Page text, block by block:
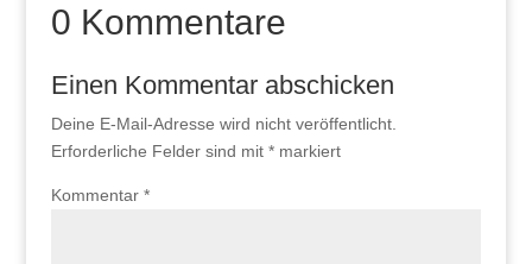
0 Kommentare
Einen Kommentar abschicken
Deine E-Mail-Adresse wird nicht veröffentlicht.
Erforderliche Felder sind mit *markiert
Kommentar *